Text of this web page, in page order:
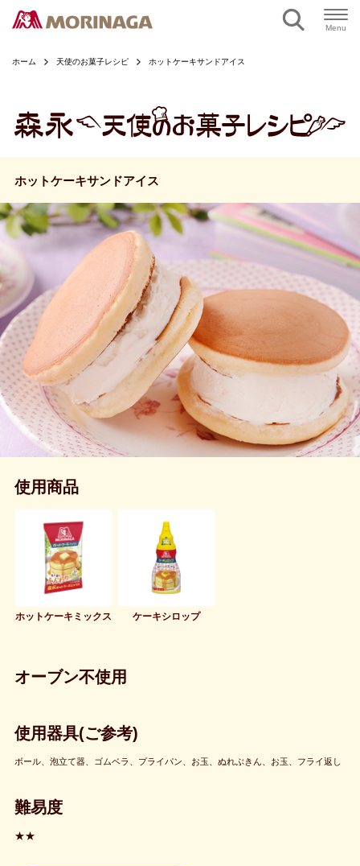
Menu
ホーム 天使のお菓子レシピ ホットケーキサンドアイス
ホットケーキサンドアイス
使用商品
ホットケーキミックス ケーキシロップ
オーブン不使用
使用器具(ご参考)
ボール、泡立て器、ゴムベラ、プライパン、お玉、ぬれぶきん、お玉、フライ返し
難易度
★★